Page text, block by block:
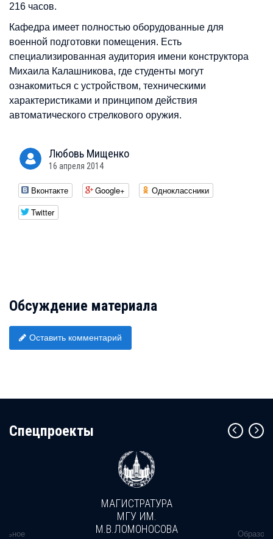
216 часов.
Кафедра имеет полностью оборудованные для
военной подготовки помещения. Есть
специализированная аудитория имени конструктора
Михаила Калашникова, где студенты могут
ознакомиться с устройством, техническими
характеристиками и принципом действия
автоматического стрелкового оружия.
Любовь Мищенко
16 апреля 2014
Вконтакте Google+
Одноклассники
Twitter
Обсуждение материала
Оставить комментарий
Cпецпроекты
МАГИСТРАТУРА
МГУ ИМ.
М.В.ЛОМОНОСОВА